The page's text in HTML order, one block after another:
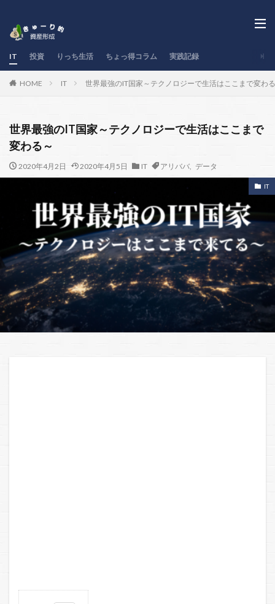
IT 投資 りっち生活 ちょっ得コラム 実践記録
HOME IT 世界最強のIT国家～テクノロジーで生活はここまで変わ
世界最強のIT国家～テクノロジーで生活はここまで
変わる～
2020年4月2日 2020年4月5日 IT アリババ データ
IT